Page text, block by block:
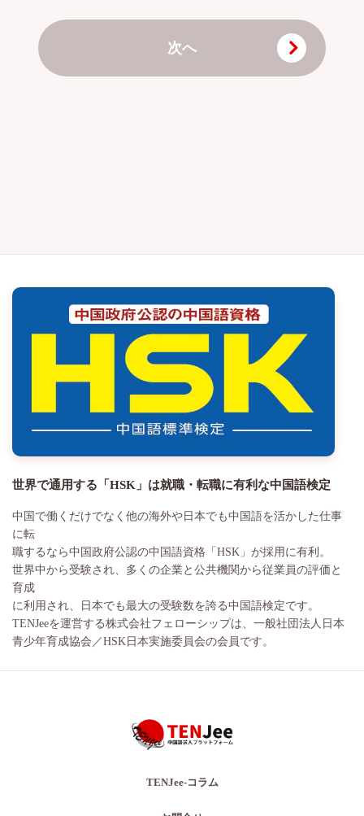
次へ
世界で通用する「HSK」は就職・転職に有利な中国語検定
中国で働くだけでなく他の海外や日本でも中国語を活かした仕事
に転
職するなら中国政府公認の中国語資格「HSK」が採用に有利。
世界中から受験され、多くの企業と公共機関から従業員の評価と
育成
に利用され、日本でも最大の受験数を誇る中国語検定です。
TENJeeを運営する株式会社フェローシップは、一般社団法人日本
青少年育成協会／HSK日本実施委員会の会員です。
TENJee-コラム